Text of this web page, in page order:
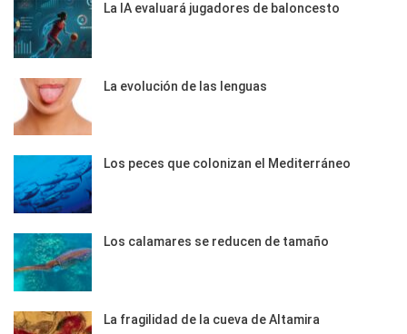
La IA evaluará jugadores de baloncesto
La evolución de las lenguas
Los peces que colonizan el Mediterráneo
Los calamares se reducen de tamaño
La fragilidad de la cueva de Altamira